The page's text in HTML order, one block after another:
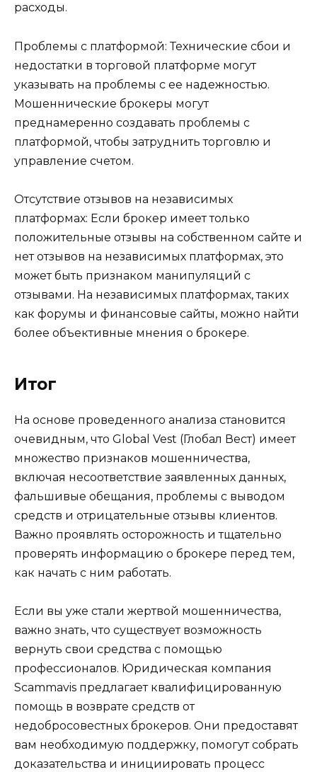
расходы.
Проблемы с платформой: Технические сбои и
недостатки в торговой платформе могут
указывать на проблемы с ее надежностью.
Мошеннические брокеры могут
преднамеренно создавать проблемы с
платформой, чтобы затруднить торговлю и
управление счетом.
Отсутствие отзывов на независимых
платформах: Если брокер имеет только
положительные отзывы на собственном сайте и
нет отзывов на независимых платформах, это
может быть признаком манипуляций с
отзывами. На независимых платформах, таких
как форумы и финансовые сайты, можно найти
более объективные мнения о брокере.
Итог
На основе проведенного анализа становится
очевидным, что Global Vest (Глобал Вест) имеет
множество признаков мошенничества,
включая несоответствие заявленных данных,
фальшивые обещания, проблемы с выводом
средств и отрицательные отзывы клиентов.
Важно проявлять осторожность и тщательно
проверять информацию о брокере перед тем,
как начать с ним работать.
Если вы уже стали жертвой мошенничества,
важно знать, что существует возможность
вернуть свои средства с помощью
профессионалов. Юридическая компания
Scammavis предлагает квалифицированную
помощь в возврате средств от
недобросовестных брокеров. Они предоставят
вам необходимую поддержку, помогут собрать
доказательства и инициировать процесс